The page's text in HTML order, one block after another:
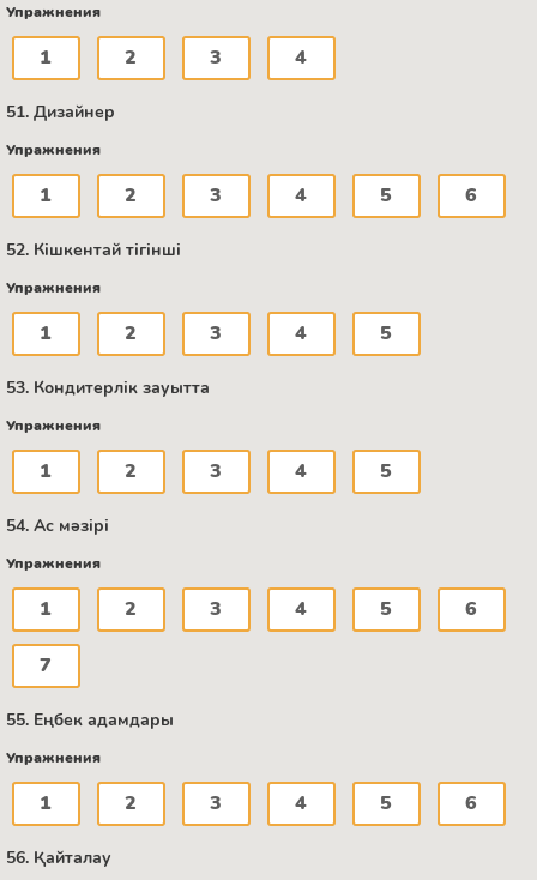
Упражнения
1 2 3 4
51. Дизайнер
Упражнения
1 2 3 4 5 6
52. Кішкентай тігінші
Упражнения
1 2 3 4 5
53. Кондитерлік зауытта
Упражнения
1 2 3 4 5
54. Ас мәзірі
Упражнения
1 2 3 4 5 6
7
55. Еңбек адамдары
Упражнения
1 2 3 4 5 6
56. Қайталау